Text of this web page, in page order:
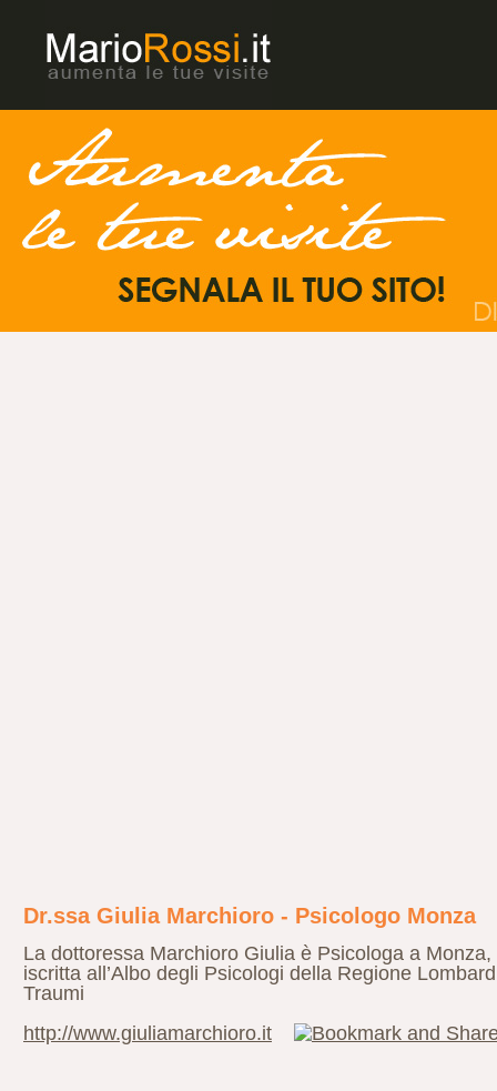
Dr.ssa Giulia Marchioro - Psicologo Monza
La dottoressa Marchioro Giulia è Psicologa a
iscritta all’Albo degli Psicologi della Regione
Traumi
http://www.giuliamarchioro.it